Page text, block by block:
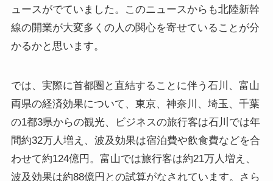
ュースがでていました。このニュースからも北陸新幹
線の開業が大変多くの人の関心を寄せていることが分
かるかと思います。
では、実際に首都圏と直結することに伴う石川、富山
両県の経済効果について、東京、神奈川、埼玉、千葉
の1都3県からの観光、ビジネスの旅行客は石川では年
間約32万人増え、波及効果は宿泊費や飲食費などを合
わせて約124億円。富山では旅行客は約21万人増え、
波及効果は約88億円との試算がなされています。さら